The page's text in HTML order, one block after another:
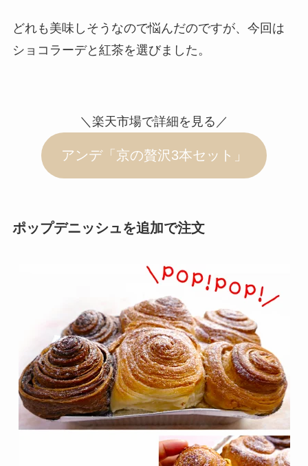
どれも美味しそうなので悩んだのですが、今回は
ショコラーデと紅茶を選びました。
＼楽天市場で詳細を見る／
アンデ「京の贅沢3本セット」
ポップデニッシュを追加で注文